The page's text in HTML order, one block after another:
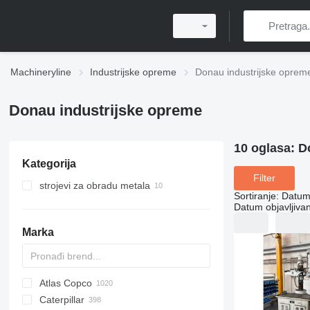
Machineryline Industrijske opreme Donau industrijske
Donau industrijske opreme
Kategorija
strojevi za obradu metala
Marka
PDS
APD
AB
Ensis
Pega
VZ
AG3
Atlas Copco
DrillAir
QAS
PDP
E-series
B-series
BM
GFS
VT
Rover
533
Airpure
BySprint Fiber
CK
SR
Caterpillar
10 oglasa:
Filter
Sortiranje:
Datum